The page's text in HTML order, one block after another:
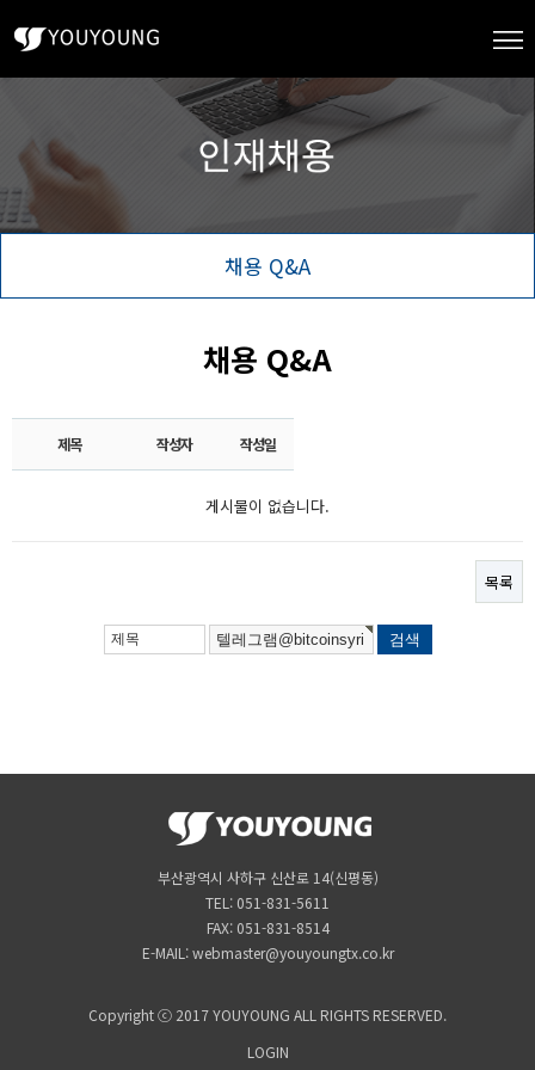
채용 Q&A
채용 Q&A
제목 작성자 작성일
게시물이 없습니다.
목록
부산광역시 사하구 신산로 14(신평동)
TEL: 051-831-5611
FAX: 051-831-8514
E-MAIL: webmaster@youyoungtx.co.kr
Copyright ⓒ 2017 YOUYOUNG ALL RIGHTS RESERVED.
LOGIN